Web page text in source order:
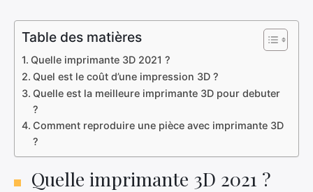
Table des matières
Quelle imprimante 3D 2021 ?
Quel est le coût d’une impression 3D ?
Quelle est la meilleure imprimante 3D pour debuter
?
Comment reproduire une pièce avec imprimante 3D
?
Quelle imprimante 3D 2021 ?